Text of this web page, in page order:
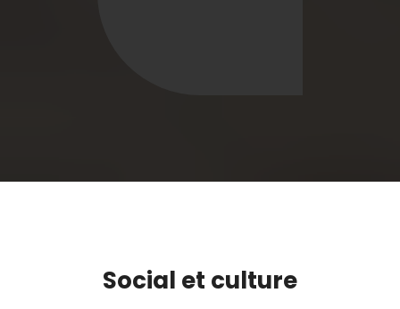
Social et culture